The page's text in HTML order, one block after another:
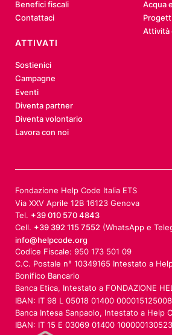
Benefici fiscali
Contattaci
Acqua
Attività
ATTIVATI
Sostienici
Campagne
Eventi
Diventa partner
Diventa volontario
Lavora con noi
Fondazione Help Code Italia ETS
Via XXV Aprile 12B 16123 Genova
Tel. +39 010 570 4843
Cell. +39 392 115 7552(WhatsApp e
info@helpcode.org
Codice Fiscale: 950 173 501 09
C.C. Postale n° 10349165 Intestato a
Bonifico Bancario
Banca Etica, Intestato a FONDAZIONE
IBAN: IT 98 L 05018 01400 000015125008
Banca Intesa Sanpaolo, Intestato a Help
IBAN: IT 15 E 03069 01400 100000130523